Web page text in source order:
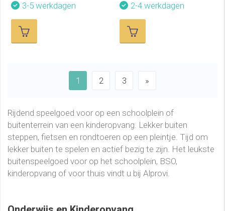
3-5 werkdagen 2-4 werkdagen
1 2 3 »
Rijdend speelgoed voor op een schoolplein of
buitenterrein van een kinderopvang. Lekker buiten
steppen, fietsen en rondtoeren op een pleintje. Tijd om
lekker buiten te spelen en actief bezig te zijn. Het leukste
buitenspeelgoed voor op het schoolplein, BSO,
kinderopvang of voor thuis vindt u bij Alprovi.